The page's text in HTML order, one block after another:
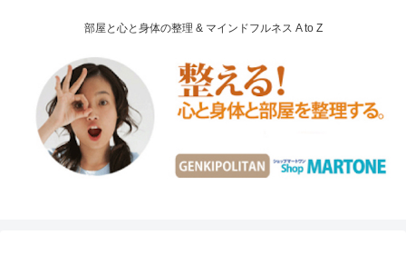
部屋と心と身体の整理 & マインドフルネス A to Z